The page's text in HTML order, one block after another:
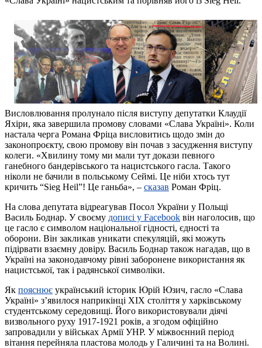
Висловлювання пролунало після виступу депутатки Клаудії
Яхіри, яка завершила промову словами «Слава Україні». Коли
настала черга Романа Фріца висловитись щодо змін до
законопроєкту, свою промову він почав з засудження виступу
колеги. «Хвилину тому ми мали тут докази певного
ганебного бандерівського та нацистського гасла. Такого
ніколи не бачили в польському Сеймі. Це ніби хтось тут
кричить “Sieg Heil”! Це ганьба», – сказав Роман Фріц.
На слова депутата відреагував Посол України у Польщі
Василь Боднар. У своєму дописі у Facebook він наголосив, що
це гасло є символом національної гідності, єдності та
оборони. Він закликав уникати спекуляцій, які можуть
підірвати взаємну довіру. Василь Боднар також нагадав, що в
Україні на законодавчому рівні заборонене використання як
нацистської, так і радянської символіки.
Як пояснює український історик Юрій Юзич, гасло «Слава
Україні» з’явилося наприкінці XIX століття у харківському
студентському середовищі. Його використовували діячі
визвольного руху 1917-1921 років, а згодом офіційно
запровадили у військах Армії УНР. У міжвоєнний період
вітання перейняла пластова молодь у Галичині та на Волині.